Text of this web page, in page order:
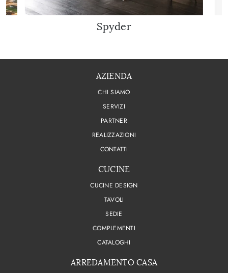
Spyder
AZIENDA
CHI SIAMO
SERVIZI
PARTNER
REALIZZAZIONI
CONTATTI
CUCINE
CUCINE DESIGN
TAVOLI
SEDIE
COMPLEMENTI
CATALOGHI
ARREDAMENTO CASA